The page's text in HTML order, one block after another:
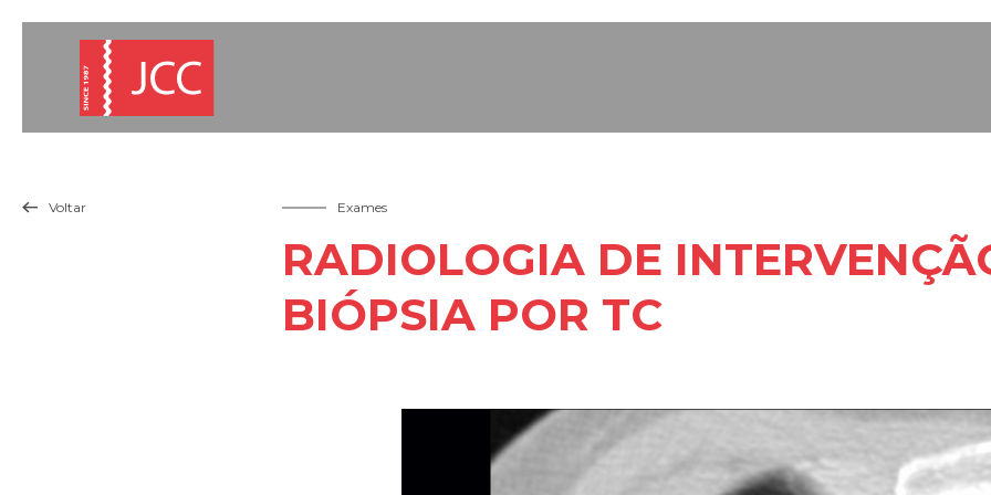
 Voltar Exames
RADIOLOGIA DE
BIÓPSIA POR TC